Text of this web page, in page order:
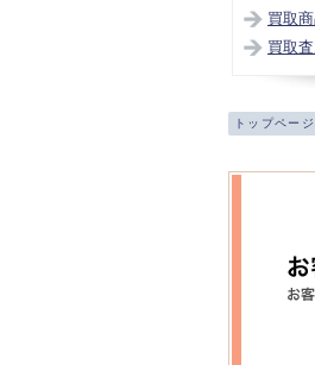
買取
買取
トップページ